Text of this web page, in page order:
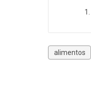
alimentos